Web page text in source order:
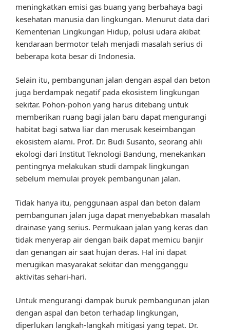
meningkatkan emisi gas buang yang berbahaya bagi
kesehatan manusia dan lingkungan. Menurut data dari
Kementerian Lingkungan Hidup, polusi udara akibat
kendaraan bermotor telah menjadi masalah serius di
beberapa kota besar di Indonesia.
Selain itu, pembangunan jalan dengan aspal dan beton
juga berdampak negatif pada ekosistem lingkungan
sekitar. Pohon-pohon yang harus ditebang untuk
memberikan ruang bagi jalan baru dapat mengurangi
habitat bagi satwa liar dan merusak keseimbangan
ekosistem alami. Prof. Dr. Budi Susanto, seorang ahli
ekologi dari Institut Teknologi Bandung, menekankan
pentingnya melakukan studi dampak lingkungan
sebelum memulai proyek pembangunan jalan.
Tidak hanya itu, penggunaan aspal dan beton dalam
pembangunan jalan juga dapat menyebabkan masalah
drainase yang serius. Permukaan jalan yang keras dan
tidak menyerap air dengan baik dapat memicu banjir
dan genangan air saat hujan deras. Hal ini dapat
merugikan masyarakat sekitar dan mengganggu
aktivitas sehari-hari.
Untuk mengurangi dampak buruk pembangunan jalan
dengan aspal dan beton terhadap lingkungan,
diperlukan langkah-langkah mitigasi yang tepat. Dr.